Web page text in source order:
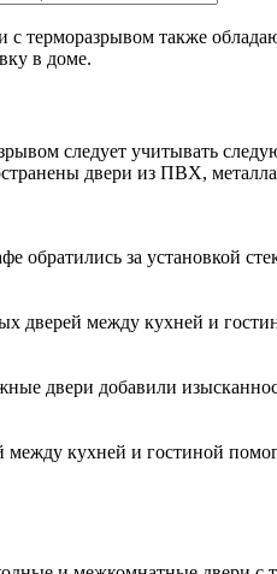
терморазрывом также
в доме.
следует учитывать
двери из ПВХ,
обратились за установкой
дверей между кухней и
двери добавили
кухней и гостиной